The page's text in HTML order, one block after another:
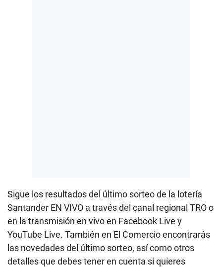
Sigue los resultados del último sorteo de la lotería
Santander EN VIVO a través del canal regional TRO o
en la transmisión en vivo en Facebook Live y
YouTube Live. También en El Comercio encontrarás
las novedades del último sorteo, así como otros
detalles que debes tener en cuenta si quieres